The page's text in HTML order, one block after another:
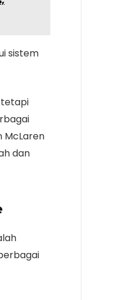
sistem
tetapi
McLaren
dan